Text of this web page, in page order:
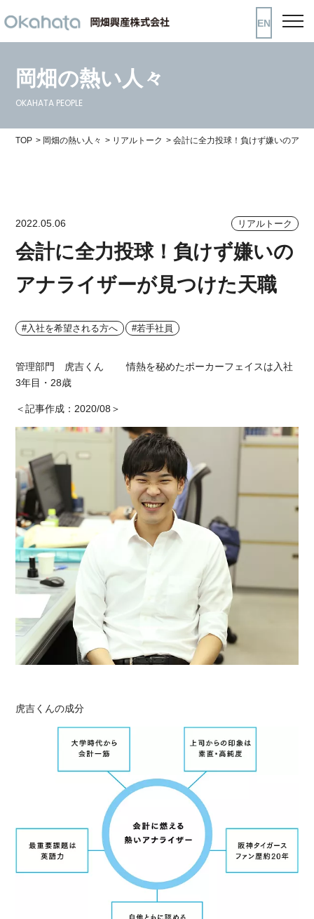
EN
岡畑の熱い人々
OKAHATA PEOPLE
TOP 岡畑の熱い人々 リアルトーク 会計に全力投球！負けず嫌いのアナ
2022.05.06 リアルトーク
会計に全力投球！負けず嫌いの
アナライザーが見つけた天職
#入社を希望される方へ #若手社員
管理部門 虎吉くん 情熱を秘めたポーカーフェイスは入社
3年目・28歳
＜記事作成：2020/08＞
虎吉くんの成分